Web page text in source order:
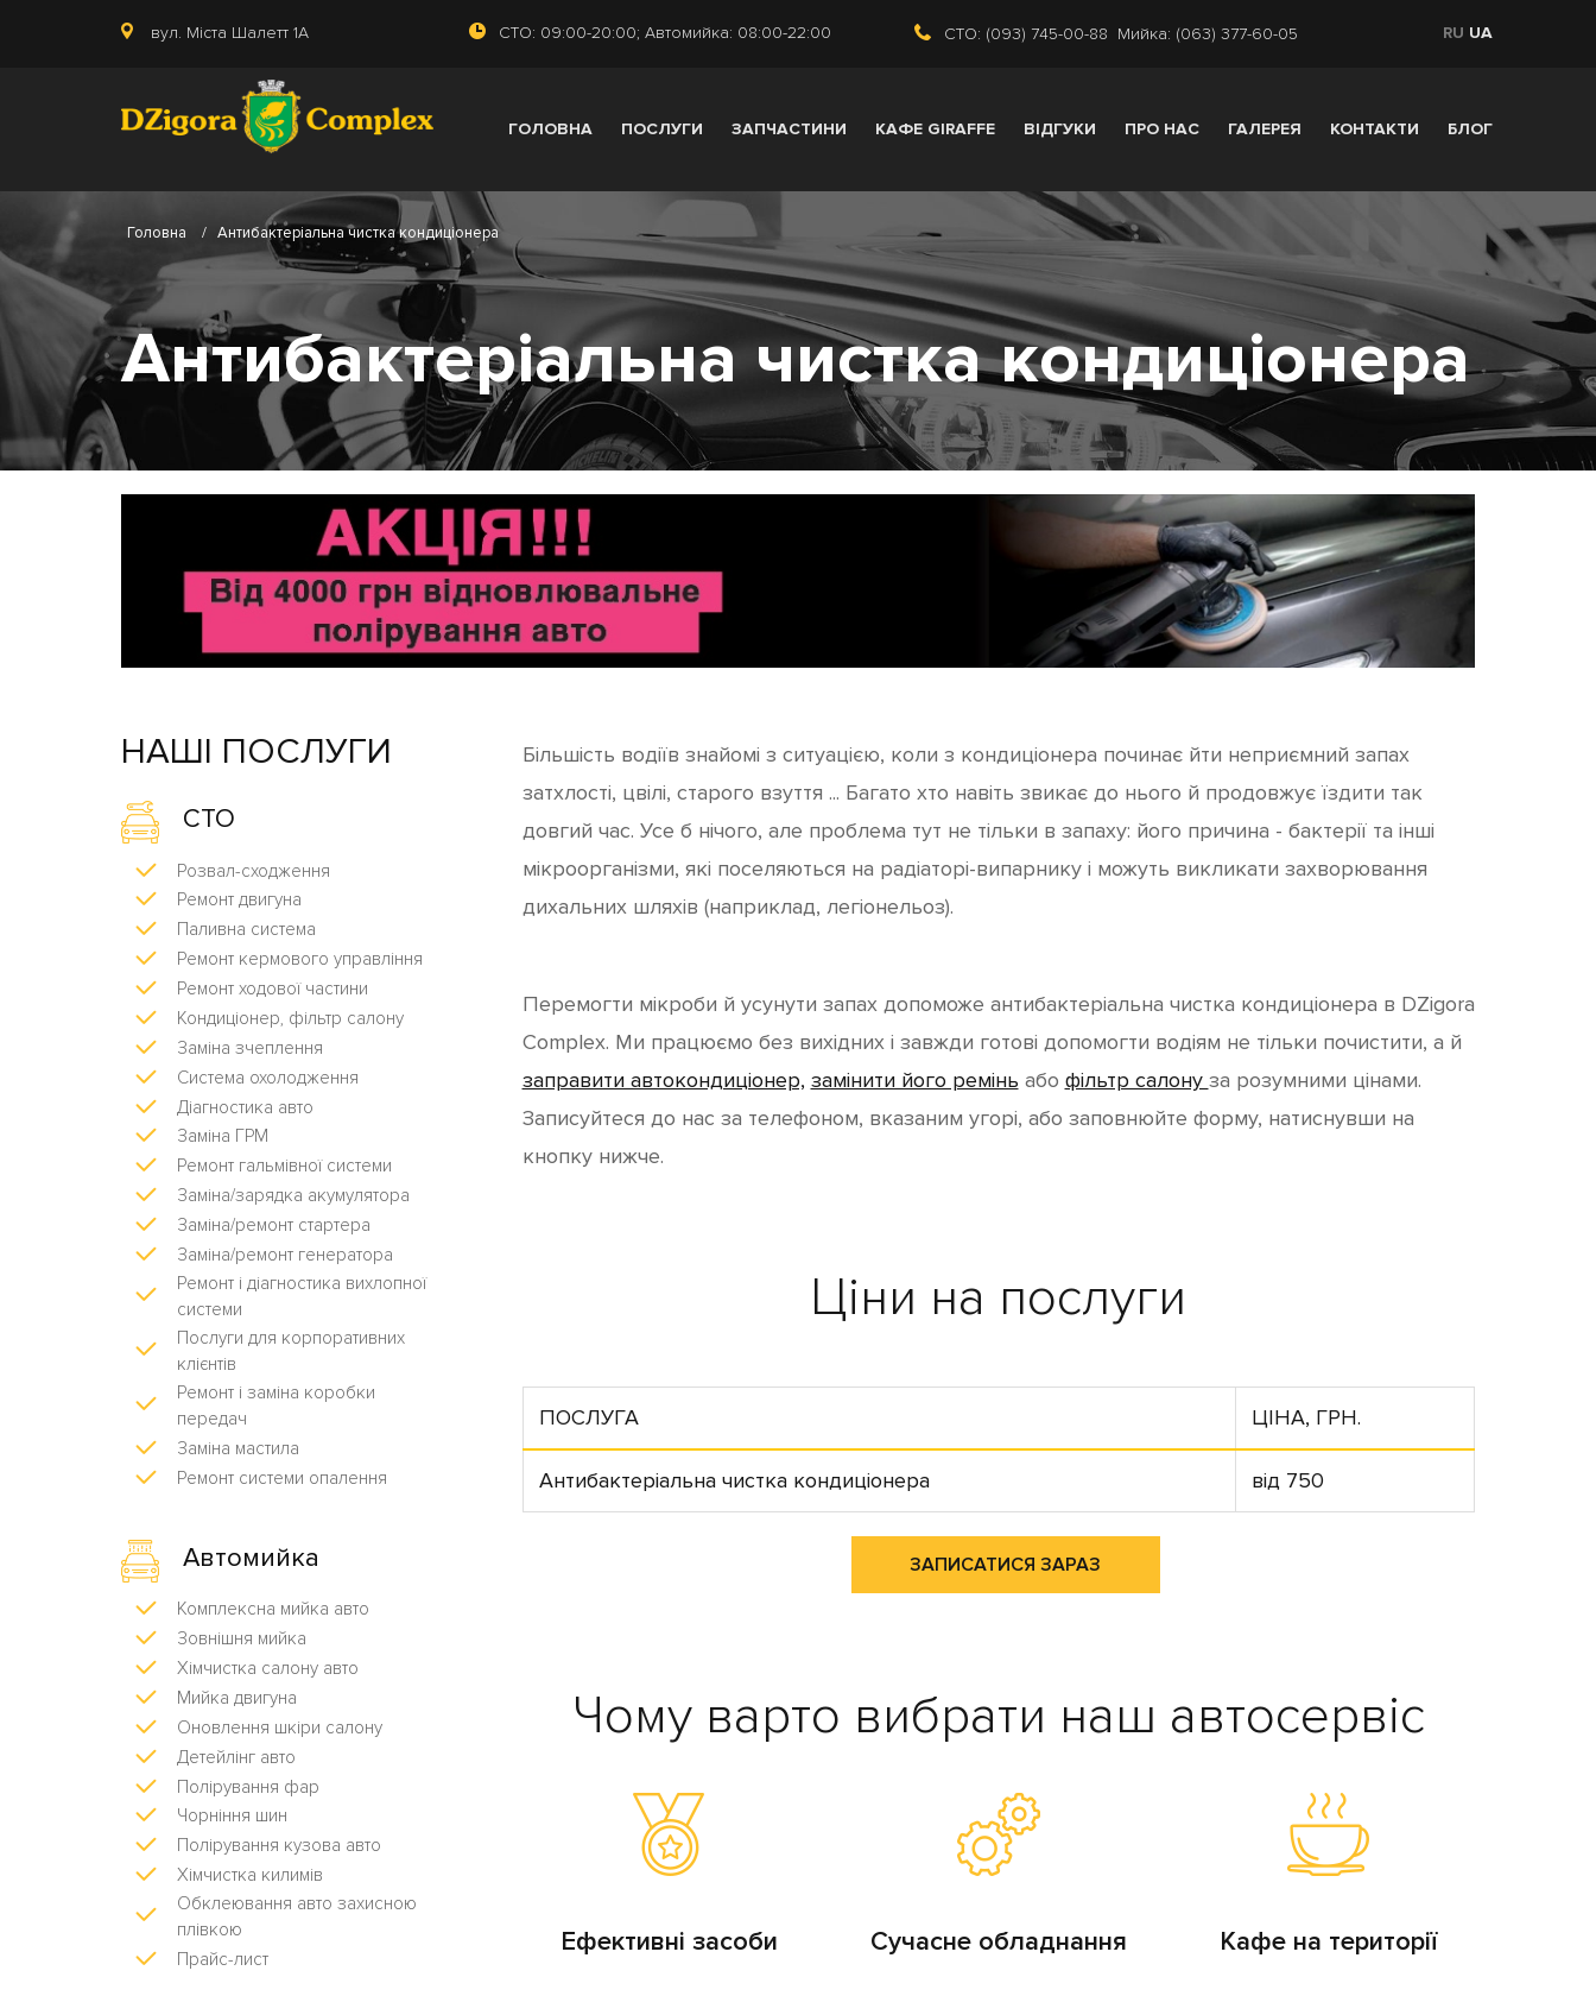
вул. Міста Шалетт 1А СТО: 09:00-20:00; Автомийка: 08:00-22:00 СТО: (093) 745-00-88 Мийка: (063) 377-60-05 RU UA
ГОЛОВНА ПОСЛУГИ ЗАПЧАСТИНИ КАФЕ GIRAFFE ВІДГУКИ ПРО НАС ГАЛЕРЕЯ КОНТАКТИ БЛОГ
Головна / Антибактеріальна чистка кондиціонера
Антибактеріальна чистка кондиціонера
НАШІ ПОСЛУГИ
СТО
Розвал-сходження
Ремонт двигуна
Паливна система
Ремонт кермового управління
Ремонт ходової частини
Кондиціонер, фільтр салону
Заміна зчеплення
Система охолодження
Діагностика авто
Заміна ГРМ
Ремонт гальмівної системи
Заміна/зарядка акумулятора
Заміна/ремонт стартера
Заміна/ремонт генератора
Ремонт і діагностика вихлопної
системи
Послуги для корпоративних
клієнтів
Ремонт і заміна коробки
передач
Заміна мастила
Ремонт системи опалення
Автомийка
Комплексна мийка авто
Зовнішня мийка
Хімчистка салону авто
Мийка двигуна
Оновлення шкіри салону
Детейлінг авто
Полірування фар
Чорніння шин
Полірування кузова авто
Хімчистка килимів
Обклеювання авто захисною
плівкою
Прайс-лист
Більшість водіїв знайомі з ситуацією, коли з кондиціонера починає йти неприємний запах
затхлості, цвілі, старого взуття ... Багато хто навіть звикає до нього й продовжує їздити так
довгий час. Усе б нічого, але проблема тут не тільки в запаху: його причина - бактерії та інші
мікроорганізми, які поселяються на радіаторі-випарнику і можуть викликати захворювання
дихальних шляхів (наприклад, легіонельоз).
Перемогти мікроби й усунути запах допоможе антибактеріальна чистка кондиціонера в DZigora
Complex. Ми працюємо без вихідних і завжди готові допомогти водіям не тільки почистити, а й
заправити автокондиціонер, замінити його ремінь або фільтр салону за розумними цінами.
Записуйтеся до нас за телефоном, вказаним угорі, або заповнюйте форму, натиснувши на
кнопку нижче.
Ціни на послуги
ПОСЛУГА ЦІНА, ГРН.
Антибактеріальна чистка кондиціонера від 750
ЗАПИСАТИСЯ ЗАРАЗ
Чому варто вибрати наш автосервіс
Ефективні засоби Сучасне обладнання Кафе на території